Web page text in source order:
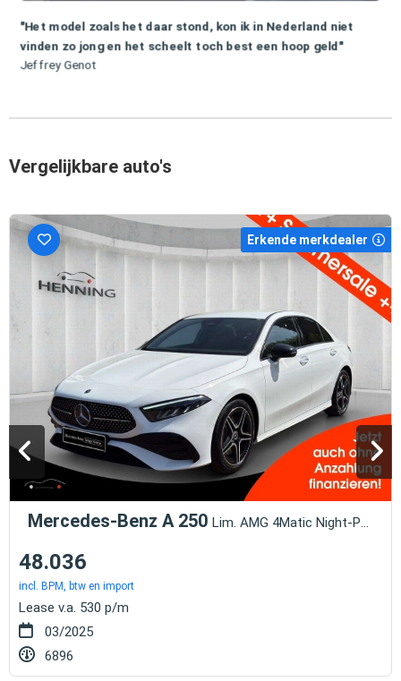
"Het model zoals het daar stond, kon ik in Nederland niet
vinden zo jong en het scheelt toch best een hoop geld"
Jeffrey Genot
Vergelijkbare auto's
Erkende merkdealer
Mercedes-Benz A 250 Lim. AMG 4Matic Night-Paket Kamera Totwink
48.036
incl. BPM, btw en import
Lease v.a. 530 p/m
03/2025
6896